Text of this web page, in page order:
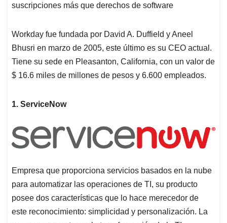
suscripciones más que derechos de software
Workday fue fundada por David A. Duffield y Aneel
Bhusri en marzo de 2005, este último es su CEO actual.
Tiene su sede en Pleasanton, California, con un valor de
$ 16.6 miles de millones de pesos y 6.600 empleados.
1. ServiceNow
Empresa que proporciona servicios basados en la nube
para automatizar las operaciones de TI, su producto
posee dos características que lo hace merecedor de
este reconocimiento: simplicidad y personalización. La